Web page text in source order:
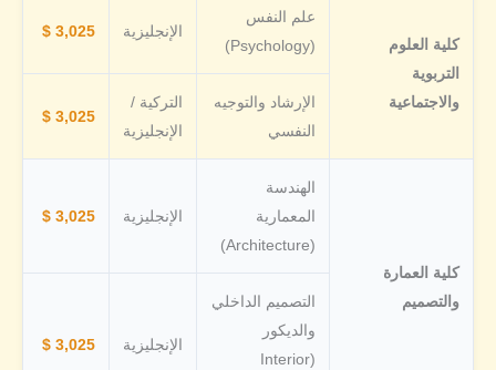
كلية العلوم
التربوية
والاجتماعية
علم النفس
(Psychology)
الإنجليزية 3,025 $
الإرشاد والتوجيه
النفسي
التركية /
الإنجليزية
3,025 $
كلية العمارة
والتصميم
الهندسة
المعمارية
(Architecture)
الإنجليزية 3,025 $
التصميم الداخلي
والديكور
(Interior
الإنجليزية 3,025 $